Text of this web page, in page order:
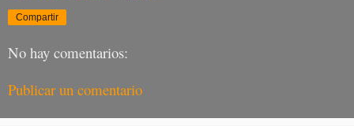
Compartir
No hay comentarios:
Publicar un comentario